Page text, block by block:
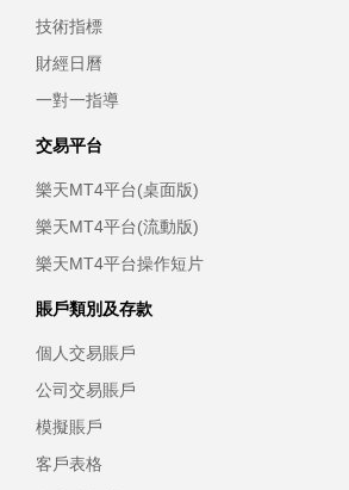
技術指標
財經日曆
一對一指導
交易平台
樂天MT4平台(桌面版)
樂天MT4平台(流動版)
樂天MT4平台操作短片
賬戶類別及存款
個人交易賬戶
公司交易賬戶
模擬賬戶
客戶表格